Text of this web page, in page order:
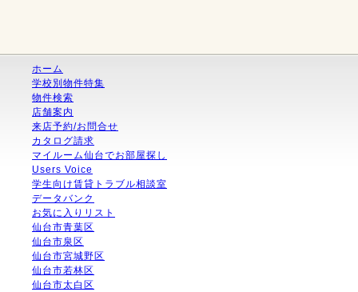
ホーム
学校別物件特集
物件検索
店舗案内
来店予約/お問合せ
カタログ請求
マイルーム仙台でお部屋探し
Users Voice
学生向け賃貸トラブル相談室
データバンク
お気に入りリスト
仙台市青葉区
仙台市泉区
仙台市宮城野区
仙台市若林区
仙台市太白区